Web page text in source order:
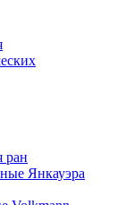
ран
Янкауэра